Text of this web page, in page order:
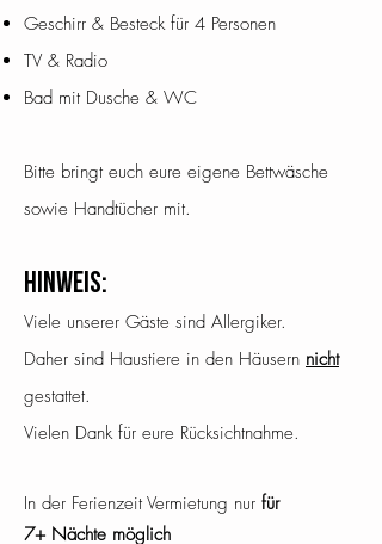
Geschirr & Besteck für 4 Personen
TV & Radio
Bad mit Dusche & WC
Bitte bringt euch eure eigene Bettwäsche
sowie Handtücher mit.
Hinweis:
Viele unserer Gäste sind Allergiker.
Daher sind Haustiere in den Häusern nicht
gestattet.
Vielen Dank für eure Rücksichtnahme.
In der Ferienzeit Vermietung nur für
7+ Nächte möglich